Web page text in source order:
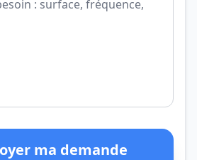
ma demande